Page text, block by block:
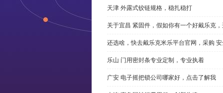
天津 外露式铰链规格，稳扎稳打
关于宜昌 紧固件，假如你有一个好戴乐克
还选啥，快去戴乐克米乐平台官网，采购
乐山 门用密封条专业定制，专业执着
广安 电子摇把锁公司哪家好，点击了解我